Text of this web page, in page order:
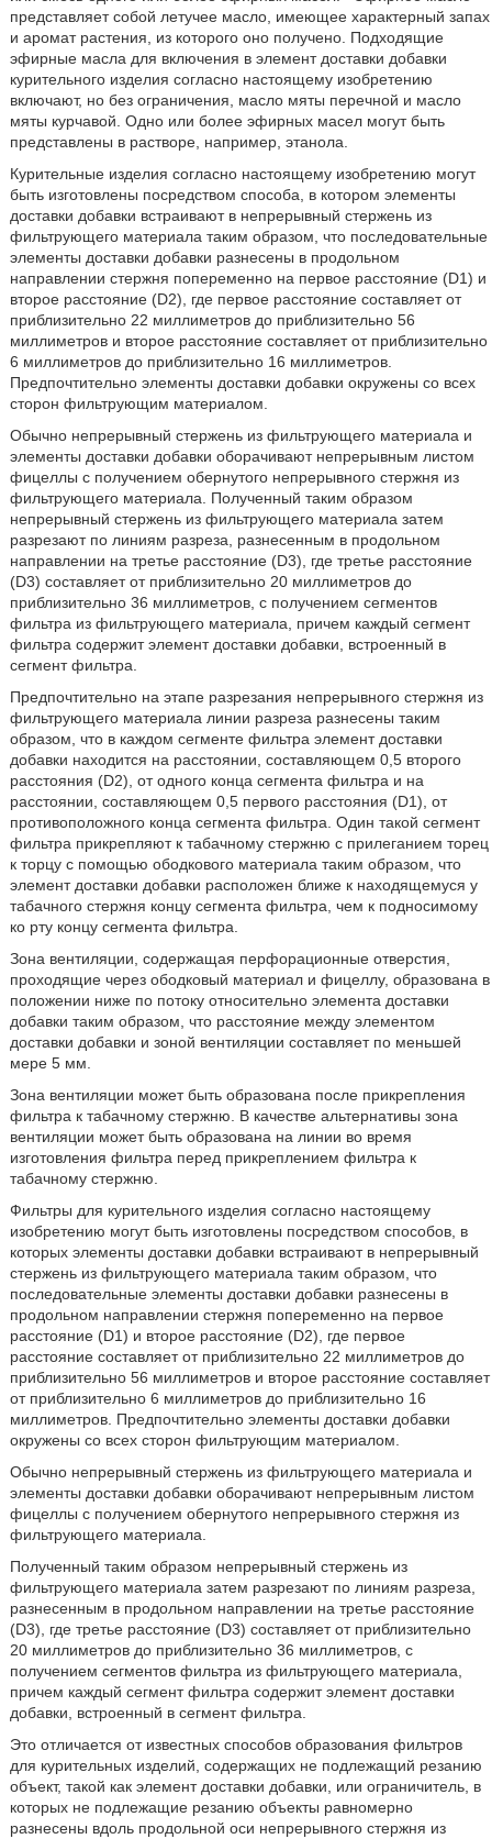
представляет собой летучее масло, имеющее характерный запах
и аромат растения, из которого оно получено. Подходящие
эфирные масла для включения в элемент доставки добавки
курительного изделия согласно настоящему изобретению
включают, но без ограничения, масло мяты перечной и масло
мяты курчавой. Одно или более эфирных масел могут быть
представлены в растворе, например, этанола.
Курительные изделия согласно настоящему изобретению могут
быть изготовлены посредством способа, в котором элементы
доставки добавки встраивают в непрерывный стержень из
фильтрующего материала таким образом, что последовательные
элементы доставки добавки разнесены в продольном
направлении стержня попеременно на первое расстояние (D1) и
второе расстояние (D2), где первое расстояние составляет от
приблизительно 22 миллиметров до приблизительно 56
миллиметров и второе расстояние составляет от приблизительно
6 миллиметров до приблизительно 16 миллиметров.
Предпочтительно элементы доставки добавки окружены со всех
сторон фильтрующим материалом.
Обычно непрерывный стержень из фильтрующего материала и
элементы доставки добавки оборачивают непрерывным листом
фицеллы с получением обернутого непрерывного стержня из
фильтрующего материала. Полученный таким образом
непрерывный стержень из фильтрующего материала затем
разрезают по линиям разреза, разнесенным в продольном
направлении на третье расстояние (D3), где третье расстояние
(D3) составляет от приблизительно 20 миллиметров до
приблизительно 36 миллиметров, с получением сегментов
фильтра из фильтрующего материала, причем каждый сегмент
фильтра содержит элемент доставки добавки, встроенный в
сегмент фильтра.
Предпочтительно на этапе разрезания непрерывного стержня из
фильтрующего материала линии разреза разнесены таким
образом, что в каждом сегменте фильтра элемент доставки
добавки находится на расстоянии, составляющем 0,5 второго
расстояния (D2), от одного конца сегмента фильтра и на
расстоянии, составляющем 0,5 первого расстояния (D1), от
противоположного конца сегмента фильтра. Один такой сегмент
фильтра прикрепляют к табачному стержню с прилеганием торец
к торцу с помощью ободкового материала таким образом, что
элемент доставки добавки расположен ближе к находящемуся у
табачного стержня концу сегмента фильтра, чем к подносимому
ко рту концу сегмента фильтра.
Зона вентиляции, содержащая перфорационные отверстия,
проходящие через ободковый материал и фицеллу, образована в
положении ниже по потоку относительно элемента доставки
добавки таким образом, что расстояние между элементом
доставки добавки и зоной вентиляции составляет по меньшей
мере 5 мм.
Зона вентиляции может быть образована после прикрепления
фильтра к табачному стержню. В качестве альтернативы зона
вентиляции может быть образована на линии во время
изготовления фильтра перед прикреплением фильтра к
табачному стержню.
Фильтры для курительного изделия согласно настоящему
изобретению могут быть изготовлены посредством способов, в
которых элементы доставки добавки встраивают в непрерывный
стержень из фильтрующего материала таким образом, что
последовательные элементы доставки добавки разнесены в
продольном направлении стержня попеременно на первое
расстояние (D1) и второе расстояние (D2), где первое
расстояние составляет от приблизительно 22 миллиметров до
приблизительно 56 миллиметров и второе расстояние составляет
от приблизительно 6 миллиметров до приблизительно 16
миллиметров. Предпочтительно элементы доставки добавки
окружены со всех сторон фильтрующим материалом.
Обычно непрерывный стержень из фильтрующего материала и
элементы доставки добавки оборачивают непрерывным листом
фицеллы с получением обернутого непрерывного стержня из
фильтрующего материала.
Полученный таким образом непрерывный стержень из
фильтрующего материала затем разрезают по линиям разреза,
разнесенным в продольном направлении на третье расстояние
(D3), где третье расстояние (D3) составляет от приблизительно
20 миллиметров до приблизительно 36 миллиметров, с
получением сегментов фильтра из фильтрующего материала,
причем каждый сегмент фильтра содержит элемент доставки
добавки, встроенный в сегмент фильтра.
Это отличается от известных способов образования фильтров
для курительных изделий, содержащих не подлежащий резанию
объект, такой как элемент доставки добавки, или ограничитель, в
которых не подлежащие резанию объекты равномерно
разнесены вдоль продольной оси непрерывного стержня из